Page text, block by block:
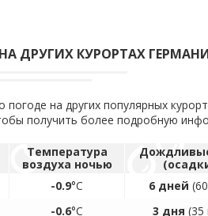
ДРУГИХ КУРОРТАХ
на других популярных
получить более подробную
Температура
воздуха ночью
-0.9°C 6 дней
-0.6°C 3 дня